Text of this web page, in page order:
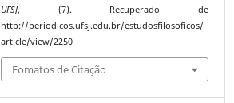
UFSJ, (7). Recuperado de
http://periodicos.ufsj.edu.br/estudosfilosoficos/
article/view/2250
Fomatos de Citação